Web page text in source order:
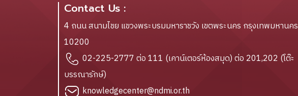
Contact Us :
4 ถนน สนามไชย แขวงพระบรมมหาราชวัง เขตพระนคร กรุงเทพมหานคร
10200
02-225-2777 ต่อ 111 (เคาน์เตอร์ห้องสมุด) ต่อ 201,202 (โต๊ะ
บรรณารักษ์)
knowledgecenter@ndmi.or.th